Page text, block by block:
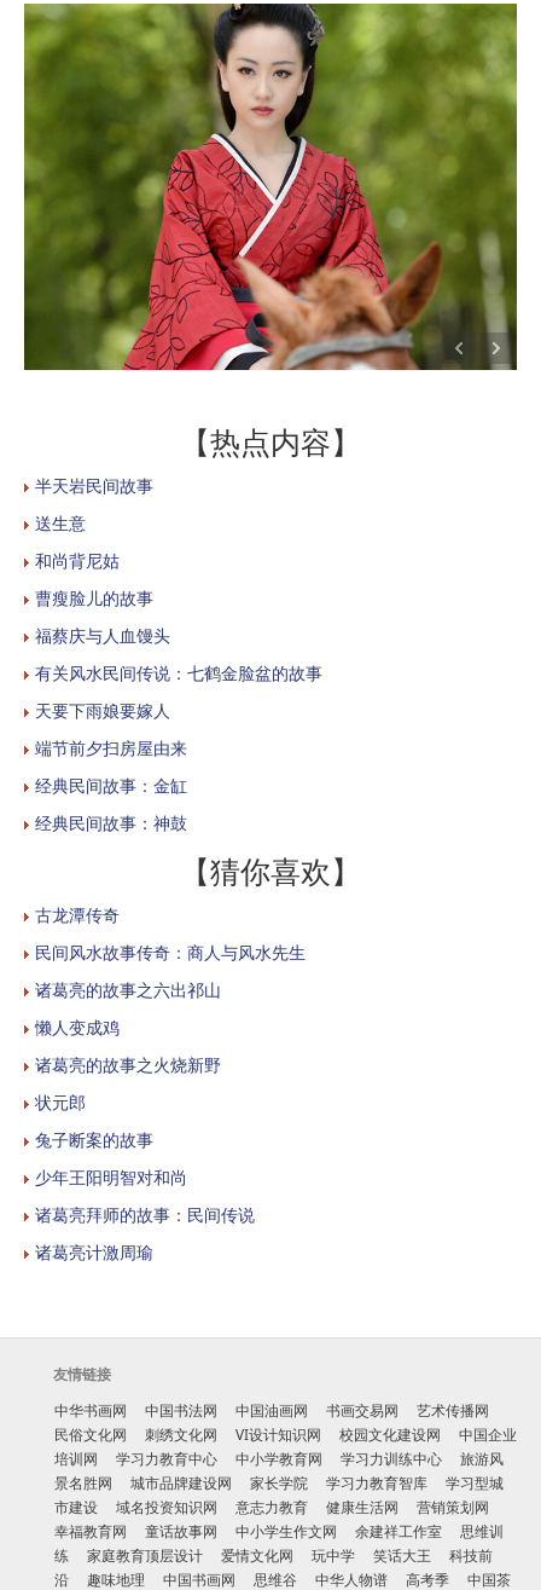
【热点内容】
半天岩民间故事
送生意
和尚背尼姑
曹瘦脸儿的故事
福蔡庆与人血馒头
有关风水民间传说：七鹤金脸盆的故事
天要下雨娘要嫁人
端节前夕扫房屋由来
经典民间故事：金缸
经典民间故事：神鼓
【猜你喜欢】
古龙潭传奇
民间风水故事传奇：商人与风水先生
诸葛亮的故事之六出祁山
懒人变成鸡
诸葛亮的故事之火烧新野
状元郎
兔子断案的故事
少年王阳明智对和尚
诸葛亮拜师的故事：民间传说
诸葛亮计激周瑜
友情链接
中华书画网
中国书法网 中国油画网 书画交易网
艺术传播网
民俗文化网
刺绣文化网 VI设计知识网 校园文化建设网
中国企业
培训网
学习力教育中心 中小学教育网 学习力训练中心
旅游风
景名胜网
城市品牌建设网 家长学院 学习力教育智库
学习型城
市建设
域名投资知识网 意志力教育 健康生活网
营销策划网
幸福教育网
童话故事网 中小学生作文网 余建祥工作室
思维训
练
家庭教育顶层设计 爱情文化网 玩中学 笑话大王
科技前
沿
趣味地理 中国书画网 思维谷 中华人物谱 高考季 中国茶